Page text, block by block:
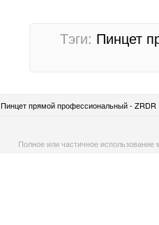
Тэги: Пинцет
Пинцет прямой профессиональный - ZRDR
Полное или частичное